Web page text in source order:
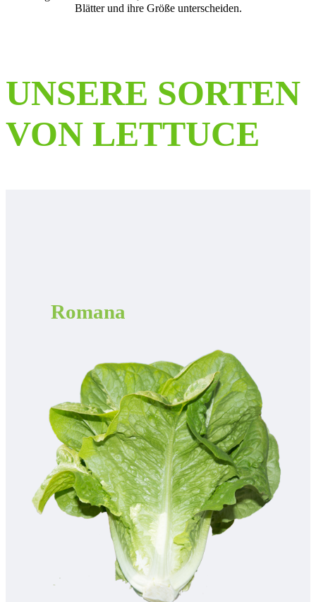
Blätter und ihre Größe unterscheiden.
UNSERE SORTEN
VON LETTUCE
Romana